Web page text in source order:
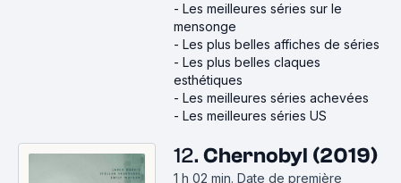
- Les meilleures séries sur le
mensonge
- Les plus belles affiches de séries
- Les plus belles claques
esthétiques
- Les meilleures séries achevées
- Les meilleures séries US
12. Chernobyl (2019)
1 h 02 min. Date de première